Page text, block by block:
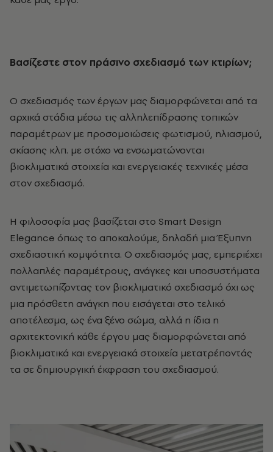
Βασίζεστε στον πράσινο σχεδιασμό των κτιρίων;
Ο σχεδιασμός των έργων μας διαμορφώνεται από τα
αρχικά στάδια μέσω τις αλληλεπίδρασης τοπικών
παραμέτρων με προσομοιώσεις φωτισμού, ηλιασμού,
σκίασης κλπ. με στόχο να ενσωματώνονται
βιοκλιματικά στοιχεία και ενεργειακές τεχνικές μέσα
στον σχεδιασμό.
Η φιλοσοφία μας βασίζεται στο Smart Design
Elegance όπως το αποκαλούμε, δηλαδή μια Έξυπνη
σχεδιαστική κομψότητα. Ο σχεδιασμός μας, εμπεριέχει
πολλαπλές παραμέτρους, ανάγκες και υποσυστήματα
αντιμετωπίζοντας τον βιοκλιματικό σχεδιασμό όχι ως
μια πρόσθετη ανάγκη που εισάγεται στο τελικό
αποτέλεσμα, ως ένα ξένο σώμα, αλλά η ίδια η
αρχιτεκτονική κάθε έργου μας διαμορφώνεται από
βιοκλιματικά και ενεργειακά στοιχεία μετατρέποντάς
τα σε δημιουργική έκφραση του σχεδιασμού.